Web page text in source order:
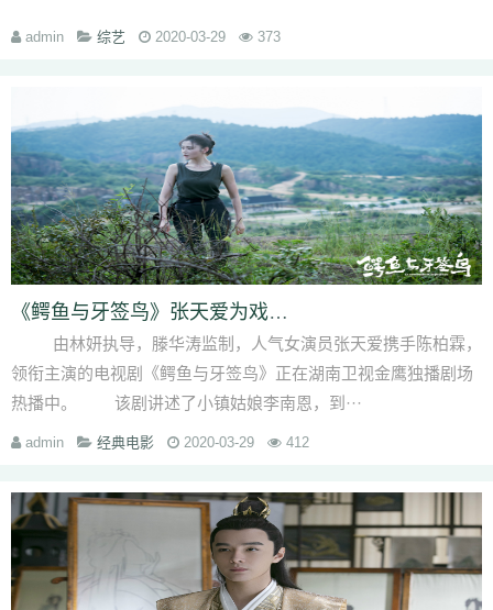
admin 综艺 2020-03-29 373
《鳄鱼与牙签鸟》张天爱为戏攀岩 网友：“南”
由林妍执导，滕华涛监制，人气女演员张天爱携手陈柏霖，
领衔主演的电视剧《鳄鱼与牙签鸟》正在湖南卫视金鹰独播剧场
热播中。 该剧讲述了小镇姑娘李南恩，到···
admin 经典电影 2020-03-29 412